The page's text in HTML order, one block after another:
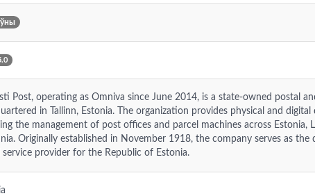
Post, operating as Omniva since June 2014, is a state-owned postal
in Tallinn, Estonia. The organization provides physical and digital
the management of post offices and parcel machines across Estonia,
Originally established in November 1918, the company serves as the
service provider for the Republic of Estonia.